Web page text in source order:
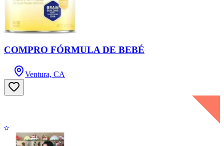
COMPRO FÓRMULA DE BEBÉ
Ventura, CA